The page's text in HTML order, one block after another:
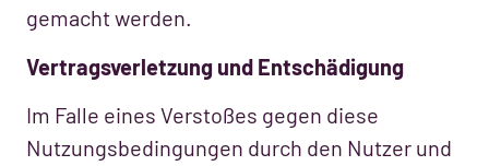
gemacht werden.
Vertragsverletzung und Entschädigung
Im Falle eines Verstoßes gegen diese
Nutzungsbedingungen durch den Nutzer und